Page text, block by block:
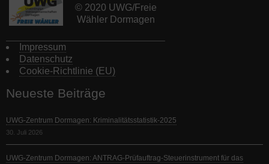
© 2020 UWG/Freie
Wähler Dormagen
Impressum
Datenschutz
Cookie-Richtlinie (EU)
Neueste Beiträge
UWG-Zentrum Dormagen: Kriminalitätsstatistik-2025
30. Juli 2026
UWG-Zentrum Dormagen: ANTRAG-Prüfauftrag-Steuerinstrument für das